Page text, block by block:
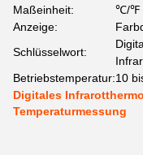
Maßeinheit:
℃/℉
Anzeige:
Schlüsselwort:
Betriebstemperatur:10
Digitales
Temperaturmessung